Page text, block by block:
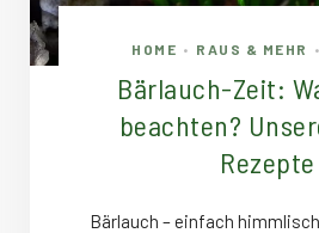
HOME • RAUS & MEHR •
Bärlauch-Zeit:
beachten?
Rezepte
Bärlauch – einfach